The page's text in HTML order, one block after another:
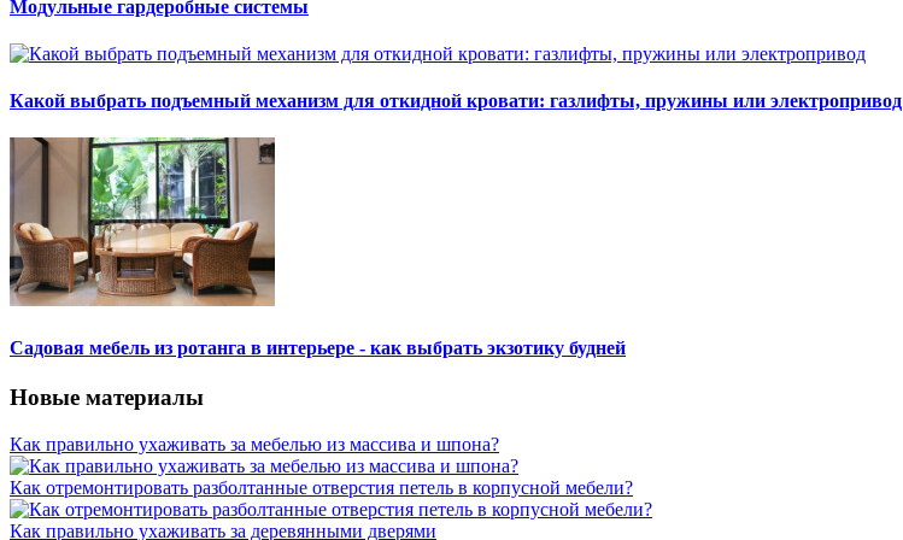
Модульные гардеробные системы
Какой выбрать подъемный механизм для откидной кровати: газлифты, пружины или электропривод
Садовая мебель из ротанга в интерьере - как выбрать экзотику будней
Новые материалы
Как правильно ухаживать за мебелью из массива и шпона?
Как отремонтировать разболтанные отверстия петель в корпусной мебели?
Как правильно ухаживать за деревянными дверями